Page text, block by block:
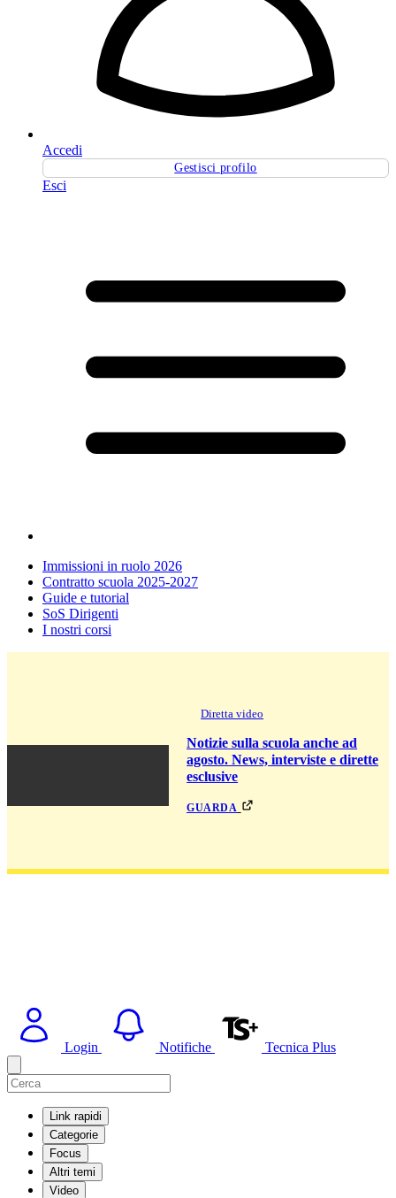
Accedi
Gestisci profilo
Esci
Immissioni in ruolo 2026
Contratto scuola 2025-2027
Guide e tutorial
SoS Dirigenti
I nostri corsi
Diretta video
Notizie sulla scuola anche ad
agosto. News, interviste e dirette
esclusive
guarda
Login Notifiche Tecnica Plus
Link rapidi
Categorie
Focus
Altri temi
Video